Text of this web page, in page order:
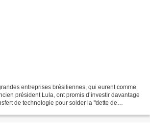
entreprises brésiliennes, qui eurent comme
président Lula, ont promis d’investir davantage
de technologie pour solder la "dette de